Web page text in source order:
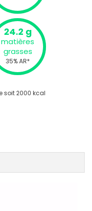
24.2 g
matières
grasses
35% AR*
soit 2000 kcal